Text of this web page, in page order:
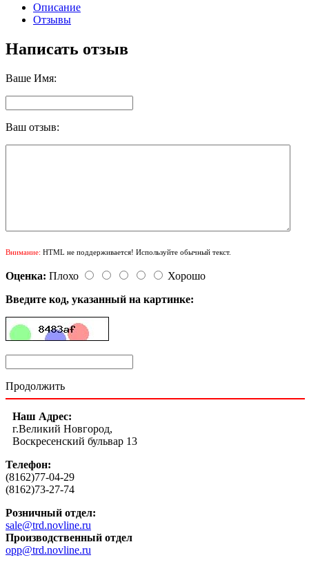
Описание
Отзывы
Написать отзыв
Ваше Имя:
Ваш отзыв:
Внимание: HTML не поддерживается! Используйте обычный текст.
Оценка: Плохо
Хорошо
Введите код, указанный на картинке:
Продолжить
Наш Адрес:
г.Великий Новгород,
Воскресенский бульвар 13
Телефон:
(8162)77-04-29
(8162)73-27-74
Розничный отдел:
sale@trd.novline.ru
Производственный отдел
opp@trd.novline.ru